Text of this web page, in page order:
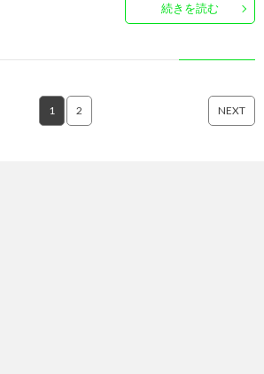
続きを読む
1 2 NEXT